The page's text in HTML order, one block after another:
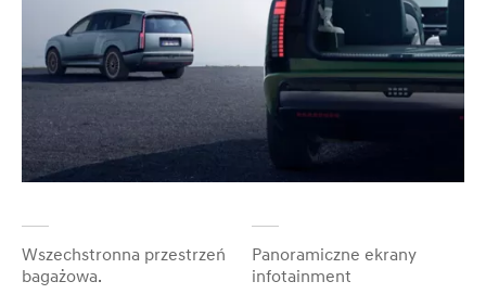
Wszechstronna przestrzeń
bagażowa.
Panoramiczne ekrany
infotainment